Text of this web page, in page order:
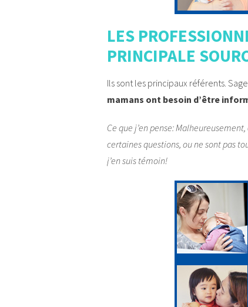
LES
PRINCIPALE
Ils sont les principaux référents.
mamans ont besoin d’être
Ce que j’en pense:
certaines questions, ou ne sont pas
j’en suis témoin!